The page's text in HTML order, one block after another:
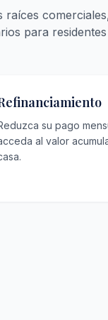
raíces
para
su pago
al valor